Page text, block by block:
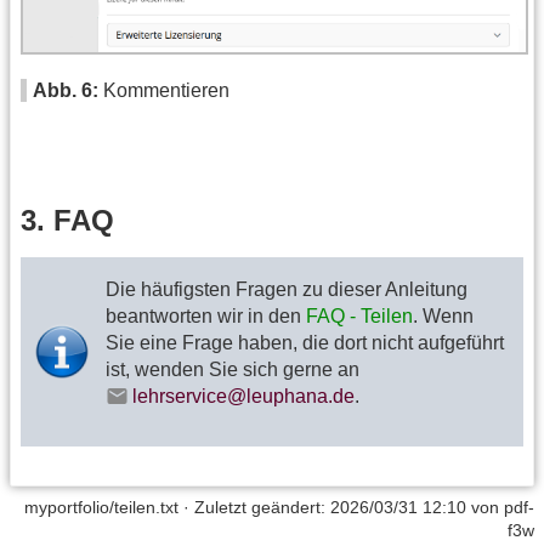
Abb. 6: Kommentieren
3. FAQ
Die häufigsten Fragen zu dieser Anleitung
beantworten wir in den FAQ - Teilen. Wenn
Sie eine Frage haben, die dort nicht aufgeführt
ist, wenden Sie sich gerne an
lehrservice@leuphana.de.
myportfolio/teilen.txt · Zuletzt geändert: 2026/03/31 12:10 von pdf-
f3w